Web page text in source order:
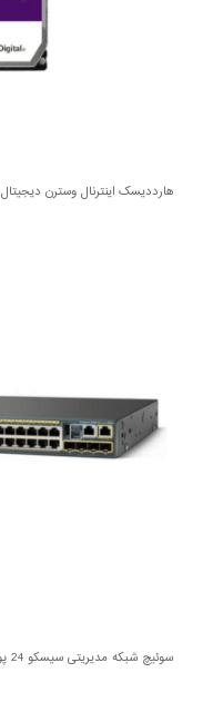
هارددیسک اینترنال وسترن دیجیتال 1TB WD11PURZ
سوئیچ شبکه مدیریتی سیسکو 24 پورت WS-C2960X-24PS-L